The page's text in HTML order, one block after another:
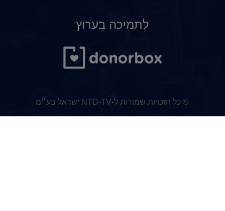
לתמיכה בערוץ
© כל הזכויות שמורות ל-NTD-TV ישראל בע״מ